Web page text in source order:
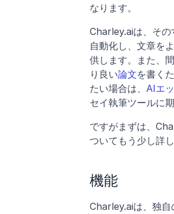
なります。
Charley.aiは、その
自動化し、文章を
供します。また、
り良い論文を書く
たい場合は、 AIエ
セイ執筆ツールに
ですがまずは、
ついてもう少し詳
機能
Charley.aiは、独自